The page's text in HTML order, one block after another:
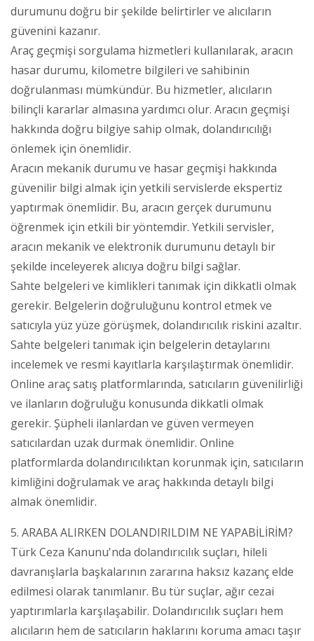
durumunu doğru bir şekilde belirtirler ve alıcıların
güvenini kazanır.
Araç geçmişi sorgulama hizmetleri kullanılarak, aracın
hasar durumu, kilometre bilgileri ve sahibinin
doğrulanması mümkündür. Bu hizmetler, alıcıların
bilinçli kararlar almasına yardımcı olur. Aracın geçmişi
hakkında doğru bilgiye sahip olmak, dolandırıcılığı
önlemek için önemlidir.
Aracın mekanik durumu ve hasar geçmişi hakkında
güvenilir bilgi almak için yetkili servislerde ekspertiz
yaptırmak önemlidir. Bu, aracın gerçek durumunu
öğrenmek için etkili bir yöntemdir. Yetkili servisler,
aracın mekanik ve elektronik durumunu detaylı bir
şekilde inceleyerek alıcıya doğru bilgi sağlar.
Sahte belgeleri ve kimlikleri tanımak için dikkatli olmak
gerekir. Belgelerin doğruluğunu kontrol etmek ve
satıcıyla yüz yüze görüşmek, dolandırıcılık riskini azaltır.
Sahte belgeleri tanımak için belgelerin detaylarını
incelemek ve resmi kayıtlarla karşılaştırmak önemlidir.
Online araç satış platformlarında, satıcıların güvenilirliği
ve ilanların doğruluğu konusunda dikkatli olmak
gerekir. Şüpheli ilanlardan ve güven vermeyen
satıcılardan uzak durmak önemlidir. Online
platformlarda dolandırıcılıktan korunmak için, satıcıların
kimliğini doğrulamak ve araç hakkında detaylı bilgi
almak önemlidir.
5. ARABA ALIRKEN DOLANDIRILDIM NE YAPABİLİRİM?
Türk Ceza Kanunu'nda dolandırıcılık suçları, hileli
davranışlarla başkalarının zararına haksız kazanç elde
edilmesi olarak tanımlanır. Bu tür suçlar, ağır cezai
yaptırımlarla karşılaşabilir. Dolandırıcılık suçları hem
alıcıların hem de satıcıların haklarını koruma amacı taşır